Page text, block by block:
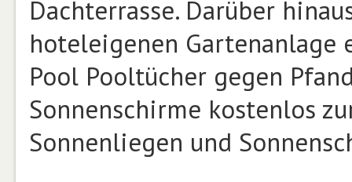
Dachterrasse. Darüber
hoteleigenen Gartenanlage
Pool Pooltücher gegen
Sonnenschirme kostenlos
Sonnenliegen und